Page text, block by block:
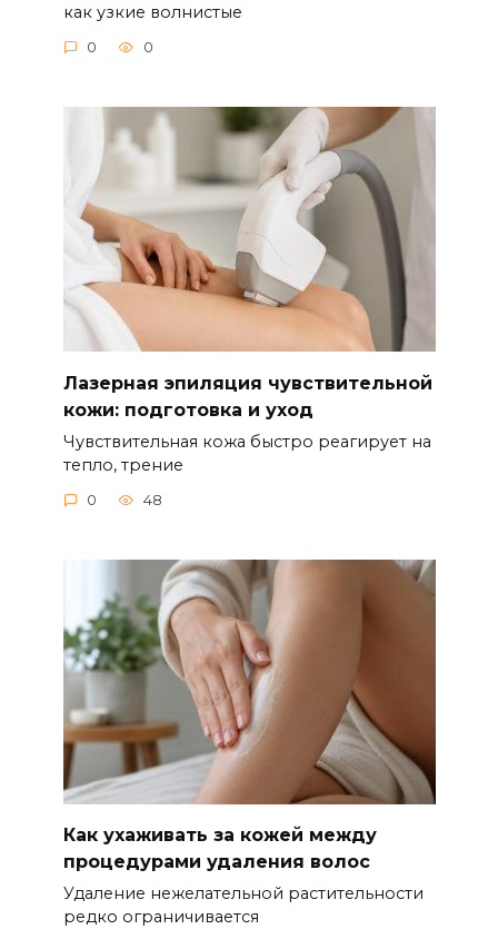
как узкие волнистые
0 0
Лазерная эпиляция чувствительной
кожи: подготовка и уход
Чувствительная кожа быстро реагирует на
тепло, трение
0 48
Как ухаживать за кожей между
процедурами удаления волос
Удаление нежелательной растительности
редко ограничивается